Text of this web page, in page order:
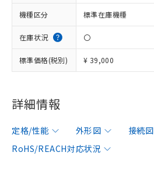
機種区分 標準在庫機種
在庫状況 〇
標準価格(税別) ¥ 39,000
詳細情報
定格/性能 外形図 接続図
RoHS/REACH対応状況